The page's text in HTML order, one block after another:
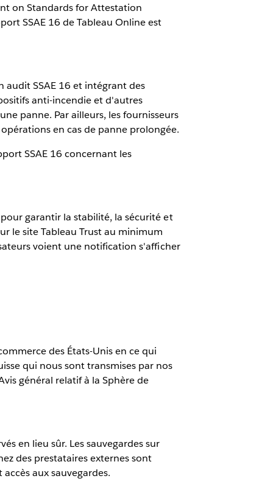
on Standards for Attestation
SSAE 16 de Tableau Online est
audit SSAE 16 et intégrant des
anti-incendie et d'autres
panne. Par ailleurs, les fournisseurs
en cas de panne prolongée.
SSAE 16 concernant les
garantir la stabilité, la sécurité et
le site Tableau Trust au minimum
voient une notification s'afficher
des États-Unis en ce qui
qui nous sont transmises par nos
général relatif à la Sphère de
en lieu sûr. Les sauvegardes sur
des prestataires externes sont
aux sauvegardes.